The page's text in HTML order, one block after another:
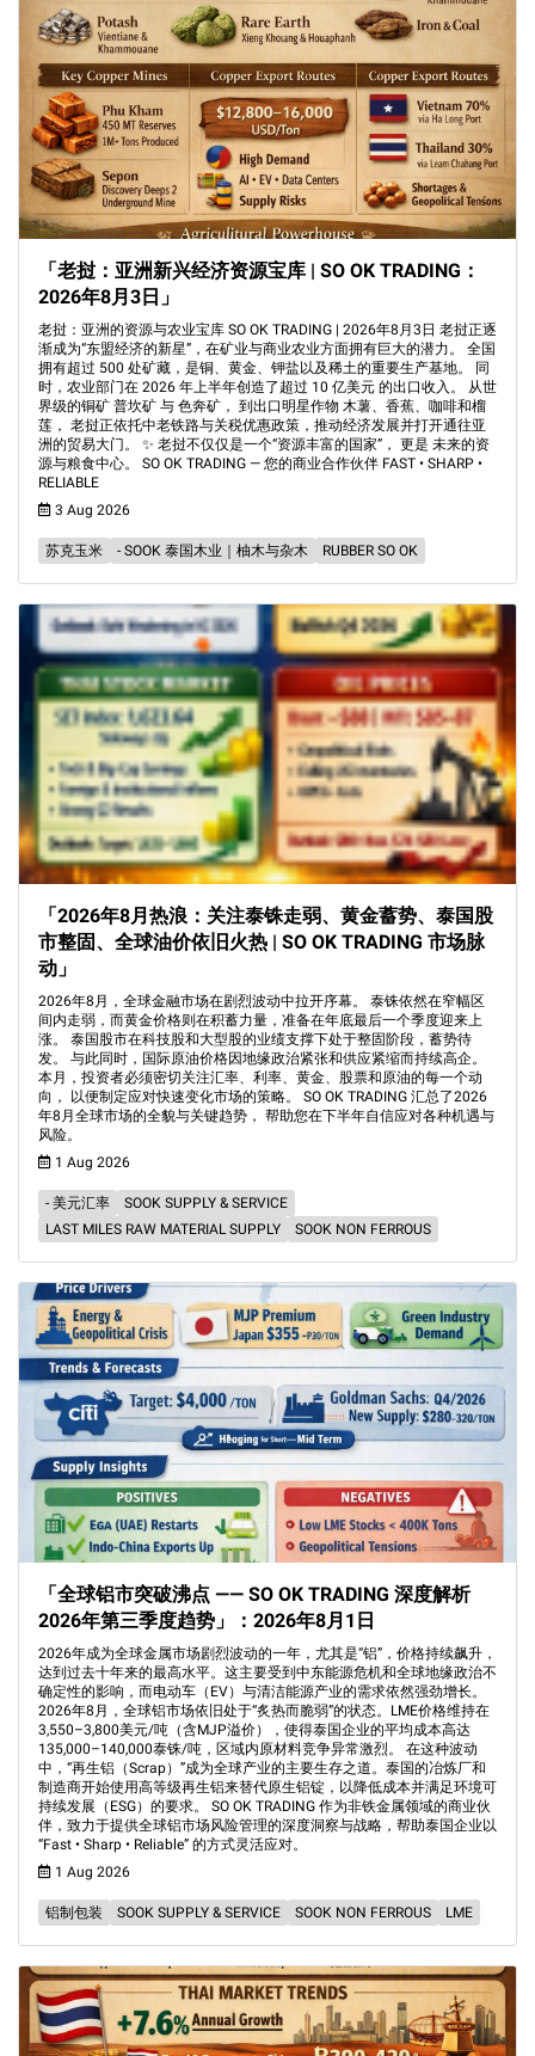
「老挝：亚洲新兴经济资源宝库 | SO OK TRADING：
2026年8月3日」
老挝：亚洲的资源与农业宝库 SO OK TRADING | 2026年8月3日 老挝正逐
渐成为“东盟经济的新星”，在矿业与商业农业方面拥有巨大的潜力。 全国
拥有超过 500 处矿藏，是铜、黄金、钾盐以及稀土的重要生产基地。 同
时，农业部门在 2026 年上半年创造了超过 10 亿美元 的出口收入。 从世
界级的铜矿 普坎矿 与 色奔矿， 到出口明星作物 木薯、香蕉、咖啡和榴
莲， 老挝正依托中老铁路与关税优惠政策，推动经济发展并打开通往亚
洲的贸易大门。 ✨ 老挝不仅仅是一个“资源丰富的国家”， 更是 未来的资
源与粮食中心。 SO OK TRADING — 您的商业合作伙伴 FAST • SHARP •
RELIABLE
3 Aug 2026
苏克玉米 - SOOK 泰国木业｜柚木与杂木 RUBBER SO OK
「2026年8月热浪：关注泰铢走弱、黄金蓄势、泰国股
市整固、全球油价依旧火热 | SO OK TRADING 市场脉
动」
2026年8月，全球金融市场在剧烈波动中拉开序幕。 泰铢依然在窄幅区
间内走弱，而黄金价格则在积蓄力量，准备在年底最后一个季度迎来上
涨。 泰国股市在科技股和大型股的业绩支撑下处于整固阶段，蓄势待
发。 与此同时，国际原油价格因地缘政治紧张和供应紧缩而持续高企。
本月，投资者必须密切关注汇率、利率、黄金、股票和原油的每一个动
向， 以便制定应对快速变化市场的策略。 SO OK TRADING 汇总了2026
年8月全球市场的全貌与关键趋势， 帮助您在下半年自信应对各种机遇与
风险。
1 Aug 2026
- 美元汇率
SOOK SUPPLY & SERVICE
LAST MILES RAW MATERIAL SUPPLY
SOOK NON FERROUS
「全球铝市突破沸点 —— SO OK TRADING 深度解析
2026年第三季度趋势」：2026年8月1日
2026年成为全球金属市场剧烈波动的一年，尤其是“铝”，价格持续飙升，
达到过去十年来的最高水平。这主要受到中东能源危机和全球地缘政治不
确定性的影响，而电动车（EV）与清洁能源产业的需求依然强劲增长。
2026年8月，全球铝市场依旧处于“炙热而脆弱”的状态。LME价格维持在
3,550–3,800美元/吨（含MJP溢价），使得泰国企业的平均成本高达
135,000–140,000泰铢/吨，区域内原材料竞争异常激烈。 在这种波动
中，“再生铝（Scrap）”成为全球产业的主要生存之道。泰国的冶炼厂和
制造商开始使用高等级再生铝来替代原生铝锭，以降低成本并满足环境可
持续发展（ESG）的要求。 SO OK TRADING 作为非铁金属领域的商业伙
伴，致力于提供全球铝市场风险管理的深度洞察与战略，帮助泰国企业以
“Fast • Sharp • Reliable” 的方式灵活应对。
1 Aug 2026
铝制包装 SOOK SUPPLY & SERVICE SOOK NON FERROUS LME